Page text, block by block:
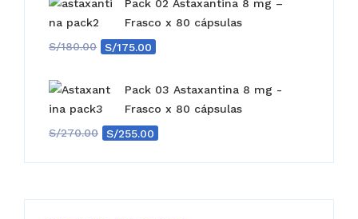
Pack 02 Astaxantina 8 mg –
Frasco x 80 cápsulas
S/180.00
El
original
era:
S/180.00.
S/175.00
actual
S/175.00.
Pack 03 Astaxantina 8 mg -
Frasco x 80 cápsulas
S/270.00
El
S/255.00